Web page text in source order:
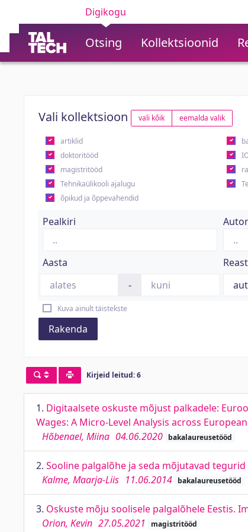
Digikogu
Otsing Kollektsioonid
Vali kollektsioon vali kõik eemalda valik
artiklid
doktoritööd
magistritööd
Tehnikaülikooli ajalugu
õpikud ja õppevahendid
Pealkiri
Aasta
-
Kuva ainult täistekste
Rakenda
Kirjeid leitud: 6
1. Digitaalsete oskuste mõjust palkadele:
Wages: A Micro-Level Analysis across
Hõbenael, Miina 04.06.2020 bakalaureusetööd
2. Sooline palgalõhe ja seda mõjutavad tegurid
Kalme, Maarja-Liis 11.06.2014 bakalaureusetööd
3. Oskuste mõju soolisele palgalõhele Eestis.
Orion, Kevin 27.05.2021 magistritööd